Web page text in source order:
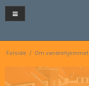
Forside / Om vandrehjemmet